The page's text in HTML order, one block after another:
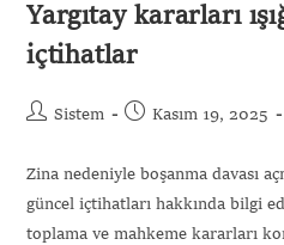
Yargıtay kararları
içtihatlar
Sistem Kasım 19, 2025
Zina nedeniyle boşanma davası
güncel içtihatları hakkında bilgi
toplama ve mahkeme kararları